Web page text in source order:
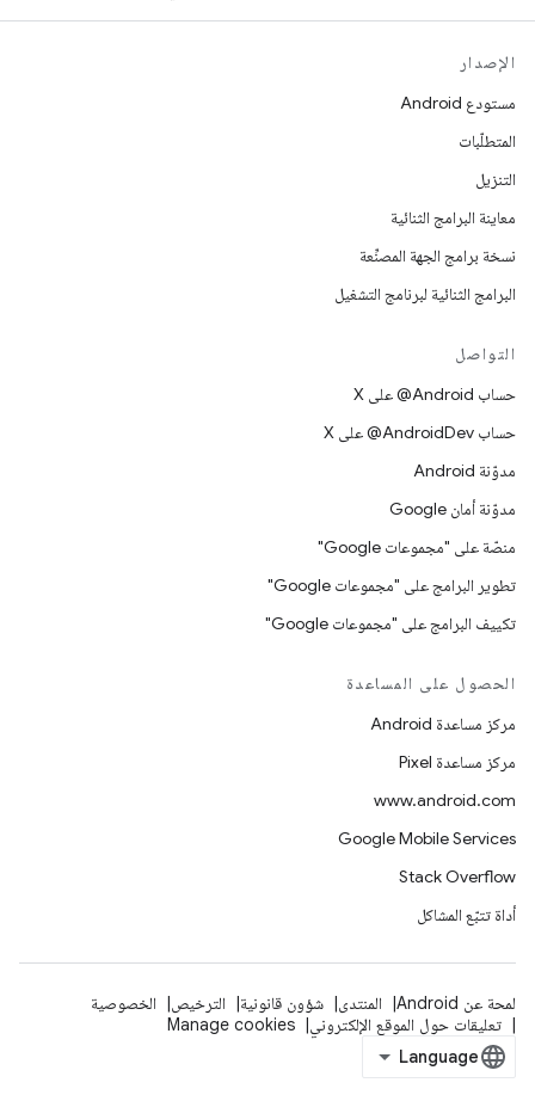
الإصدار
مستودع Android
المتطلّبات
التنزيل
معاينة البرامج الثنائية
نسخة برامج الجهة المصنِّعة
البرامج الثنائية لبرنامج التشغيل
التواصل
حساب ‎@Android على X
حساب ‎@AndroidDev على X
مدوّنة Android
مدوّنة أمان Google
منصّة على "مجموعات Google"
تطوير البرامج على "مجموعات Google"
تكييف البرامج على "مجموعات Google"
الحصول على المساعدة
مركز مساعدة Android
مركز مساعدة Pixel
www.android.com
Google Mobile Services
Stack Overflow
أداة تتبّع المشاكل
لمحة عن Android المنتدى شؤون قانونية الترخيص
الخصوصية
تعليقات حول الموقع الإلكتروني
Manage cookies